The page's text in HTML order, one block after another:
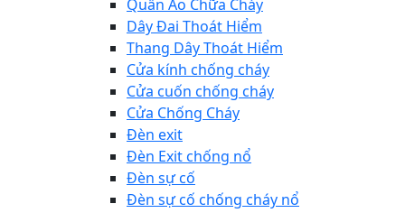
Quần Áo Chữa Cháy
Dây Đai Thoát Hiểm
Thang Dây Thoát Hiểm
Cửa kính chống cháy
Cửa cuốn chống cháy
Cửa Chống Cháy
Đèn exit
Đèn Exit chống nổ
Đèn sự cố
Đèn sự cố chống cháy nổ